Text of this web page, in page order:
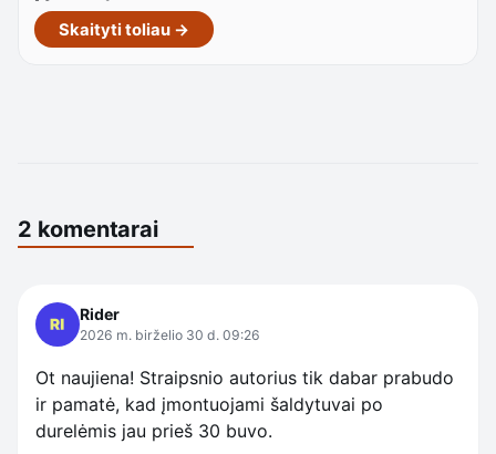
Skaityti toliau →
2 komentarai
Rider
2026 m. birželio 30 d. 09:26
Ot naujiena! Straipsnio autorius tik dabar prabudo
ir pamatė, kad įmontuojami šaldytuvai po
durelėmis jau prieš 30 buvo.